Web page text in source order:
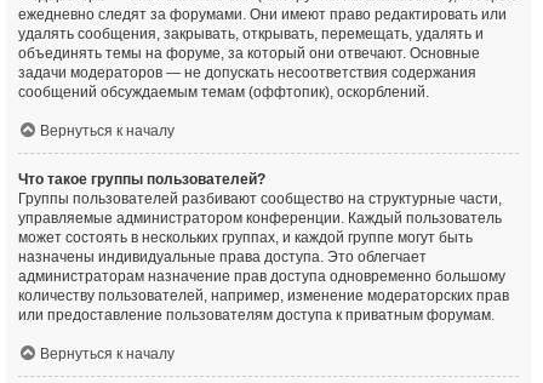
ежедневно следят за форумами. Они имеют право редактировать или
удалять сообщения, закрывать, открывать, перемещать, удалять и
объединять темы на форуме, за который они отвечают. Основные
задачи модераторов — не допускать несоответствия содержания
сообщений обсуждаемым темам (оффтопик), оскорблений.
Вернуться к началу
Что такое группы пользователей?
Группы пользователей разбивают сообщество на структурные части,
управляемые администратором конференции. Каждый пользователь
может состоять в нескольких группах, и каждой группе могут быть
назначены индивидуальные права доступа. Это облегчает
администраторам назначение прав доступа одновременно большому
количеству пользователей, например, изменение модераторских прав
или предоставление пользователям доступа к приватным форумам.
Вернуться к началу